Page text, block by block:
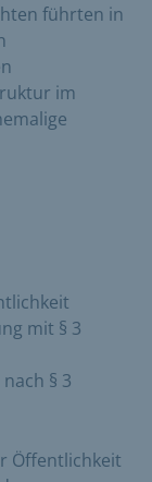
führten in
im
mit § 3
§ 3
Öffentlichkeit